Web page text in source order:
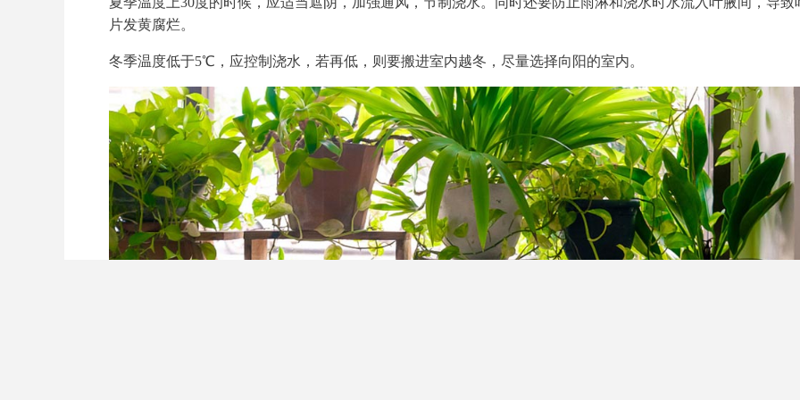
片发黄腐烂。
冬季温度低于5℃，应控制浇水，若再低，则要搬进室内越冬，尽量选择向阳的室内。